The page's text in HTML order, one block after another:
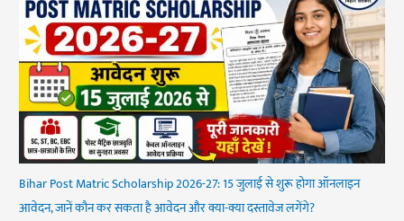
Bihar Post Matric Scholarship 2026-27: 15 जुलाई से शुरू होगा ऑनलाइन
आवेदन, जानें कौन कर सकता है आवेदन और क्या-क्या दस्तावेज लगेंगे?